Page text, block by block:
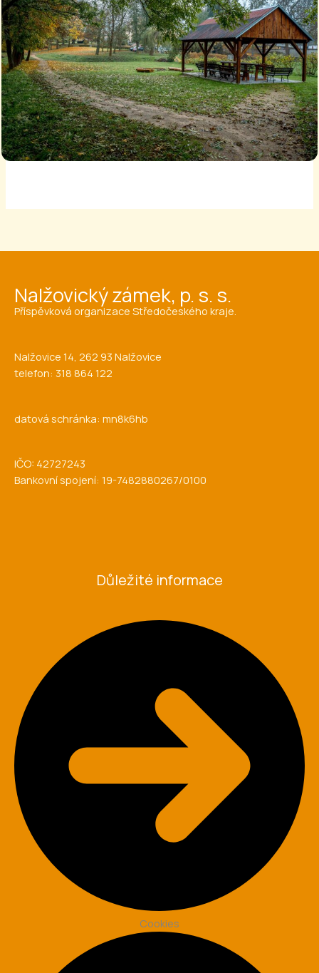
Nalžovický zámek, p. s. s.
Příspěvková organizace Středočeského kraje.
Nalžovice 14, 262 93 Nalžovice
telefon: 318 864 122
datová schránka: mn8k6hb
IČO: 42727243
Bankovní spojení: 19-7482880267/0100
Důležité informace
Cookies